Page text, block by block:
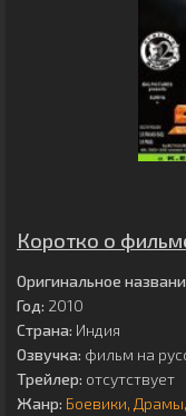
Коротко о
Оригинальное
Год: 2010
Страна: Индия
Озвучка: фильм на
Трейлер: отсутствует
Жанр: Боевики Драмы